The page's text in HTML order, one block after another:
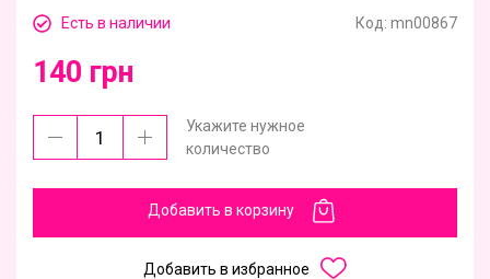
Есть в наличии Код: mn00867
140 грн
Укажите нужное
количество
Добавить в корзину
Добавить в избранное